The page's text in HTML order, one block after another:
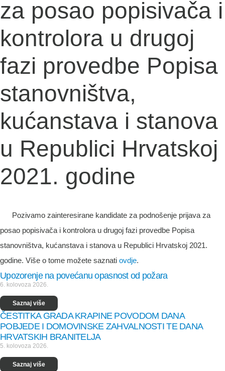
za posao popisivača i
kontrolora u drugoj
fazi provedbe Popisa
stanovništva,
kućanstava i stanova
u Republici Hrvatskoj
2021. godine
Pozivamo zainteresirane kandidate za podnošenje prijava za
posao popisivača i kontrolora u drugoj fazi provedbe Popisa
stanovništva, kućanstava i stanova u Republici Hrvatskoj 2021.
godine. Više o tome možete saznati ovdje.
Upozorenje na povećanu opasnost od požara
6. kolovoza 2026.
Saznaj više
ČESTITKA GRADA KRAPINE POVODOM DANA
POBJEDE I DOMOVINSKE ZAHVALNOSTI TE DANA
HRVATSKIH BRANITELJA
5. kolovoza 2026.
Saznaj više